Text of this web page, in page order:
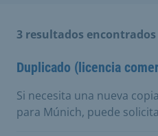
3 resultados
Duplicado (licencia
Si necesita una nueva
para Múnich, puede